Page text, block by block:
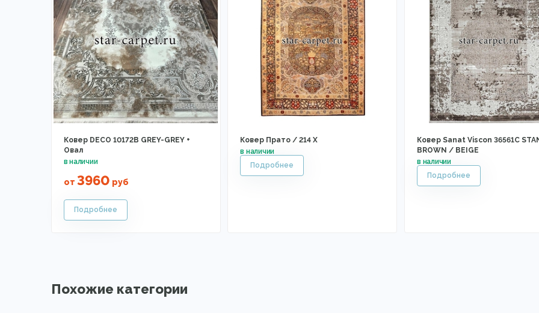
Ковер DECO 10172B GREY-GREY +
Овал
от 3960 руб
Ковер Прато / 214 X
Ковер Sanat Viscon 36561C
BROWN / BEIGE
Похожие категории